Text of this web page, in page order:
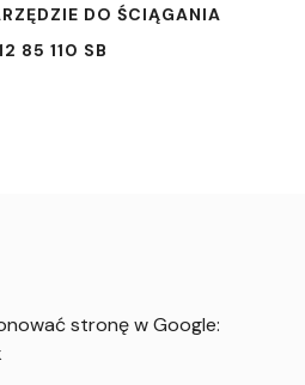
DO ŚCIĄGANIA
85 110 SB
stronę w Google: